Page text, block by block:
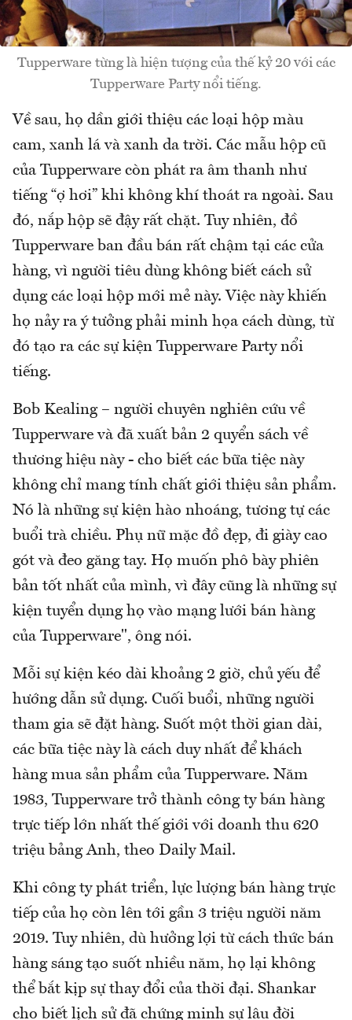
Tupperware từng là hiện tượng của thế kỷ 20 với các
Tupperware Party nổi tiếng.
Về sau, họ dần giới thiệu các loại hộp màu
cam, xanh lá và xanh da trời. Các mẫu hộp cũ
của Tupperware còn phát ra âm thanh như
tiếng “ợ hơi” khi không khí thoát ra ngoài. Sau
đó, nắp hộp sẽ đậy rất chặt. Tuy nhiên, đồ
Tupperware ban đầu bán rất chậm tại các cửa
hàng, vì người tiêu dùng không biết cách sử
dụng các loại hộp mới mẻ này. Việc này khiến
họ nảy ra ý tưởng phải minh họa cách dùng, từ
đó tạo ra các sự kiện Tupperware Party nổi
tiếng.
Bob Kealing – người chuyên nghiên cứu về
Tupperware và đã xuất bản 2 quyển sách về
thương hiệu này - cho biết các bữa tiệc này
không chỉ mang tính chất giới thiệu sản phẩm.
Nó là những sự kiện hào nhoáng, tương tự các
buổi trà chiều. Phụ nữ mặc đồ đẹp, đi giày cao
gót và đeo găng tay. Họ muốn phô bày phiên
bản tốt nhất của mình, vì đây cũng là những sự
kiện tuyển dụng họ vào mạng lưới bán hàng
của Tupperware", ông nói.
Mỗi sự kiện kéo dài khoảng 2 giờ, chủ yếu để
hướng dẫn sử dụng. Cuối buổi, những người
tham gia sẽ đặt hàng. Suốt một thời gian dài,
các bữa tiệc này là cách duy nhất để khách
hàng mua sản phẩm của Tupperware. Năm
1983, Tupperware trở thành công ty bán hàng
trực tiếp lớn nhất thế giới với doanh thu 620
triệu bảng Anh, theo Daily Mail.
Khi công ty phát triển, lực lượng bán hàng trực
tiếp của họ còn lên tới gần 3 triệu người năm
2019. Tuy nhiên, dù hưởng lợi từ cách thức bán
hàng sáng tạo suốt nhiều năm, họ lại không
thể bắt kịp sự thay đổi của thời đại. Shankar
cho biết lịch sử đã chứng minh sự lâu đời